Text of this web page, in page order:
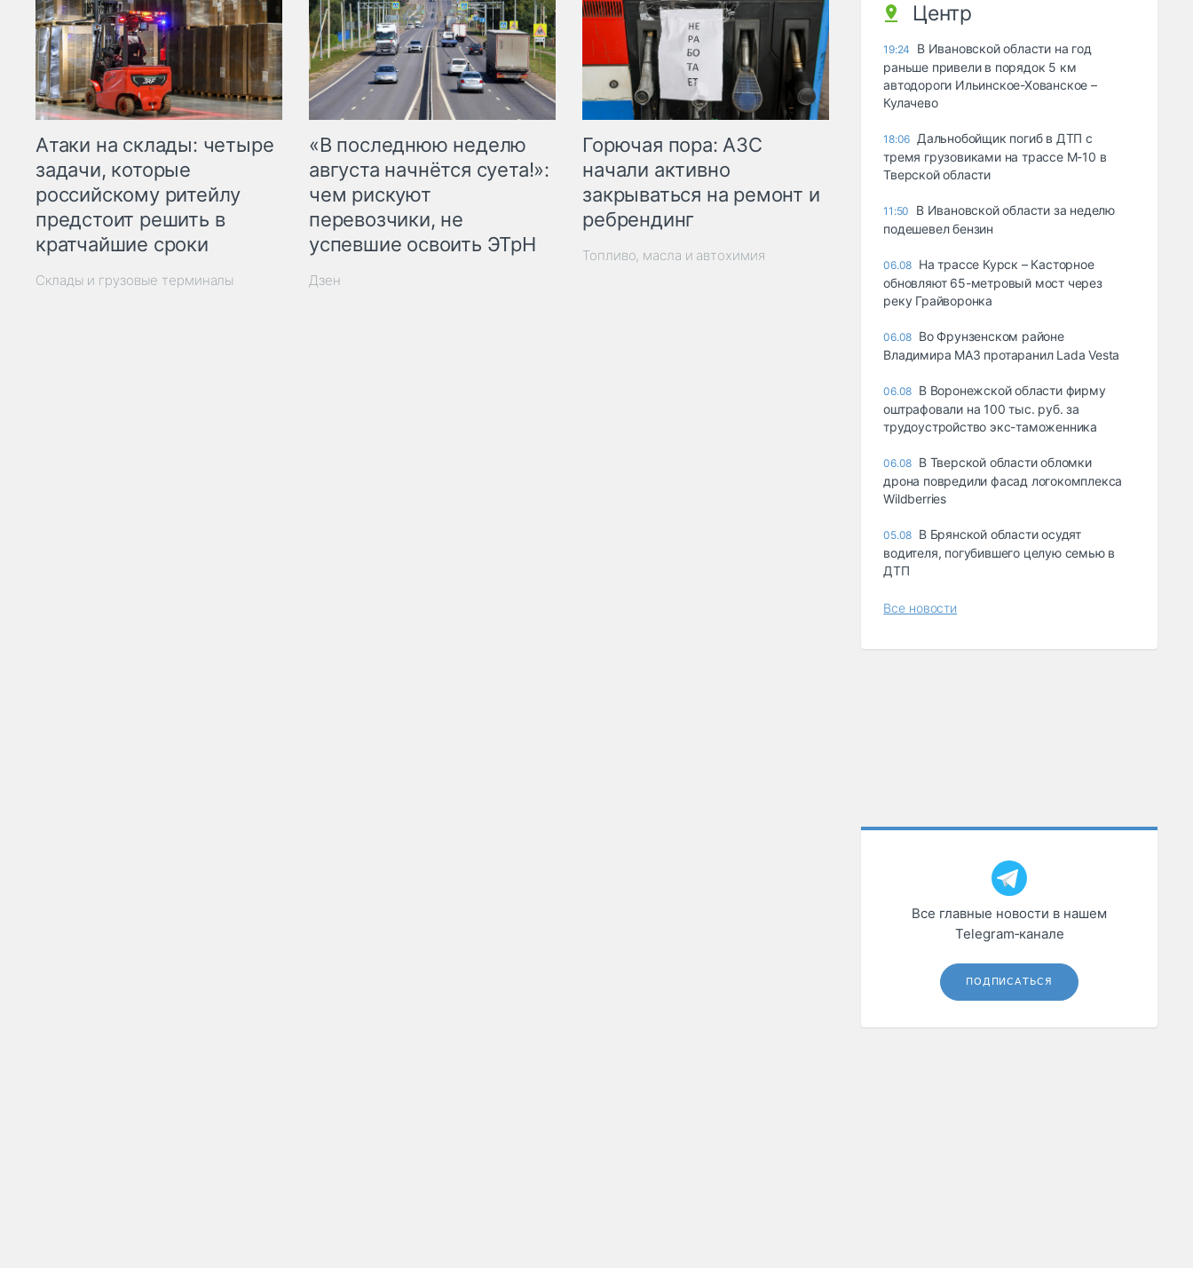
Атаки на склады: четыре
задачи, которые
российскому ритейлу
предстоит решить в
кратчайшие сроки
Склады и грузовые терминалы
«В последнюю неделю
августа начнётся суета!»:
чем рискуют
перевозчики, не
успевшие освоить ЭТрН
Дзен
Горючая пора: АЗС
начали активно
закрываться на ремонт и
ребрендинг
Топливо, масла и автохимия
Центр
19:24
В Ивановской области на год
раньше привели в порядок 5 км
автодороги Ильинское-Хованское –
Кулачево
18:06 Дальнобойщик погиб в ДТП с
тремя грузовиками на трассе М-10 в
Тверской области
11:50
В Ивановской области за неделю
подешевел бензин
06.08 На трассе Курск – Касторное
обновляют 65-метровый мост через
реку Грайворонка
06.08 Во Фрунзенском районе
Владимира МАЗ протаранил Lada Vesta
06.08 В Воронежской области фирму
оштрафовали на 100 тыс. руб. за
трудоустройство экс-таможенника
06.08 В Тверской области обломки
дрона повредили фасад логокомплекса
Wildberries
05.08 В Брянской области осудят
водителя, погубившего целую семью в
ДТП
Все новости
Все главные новости в нашем
Telegram‑канале
ПОДПИСАТЬСЯ